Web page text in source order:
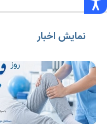
نمایش اخبار